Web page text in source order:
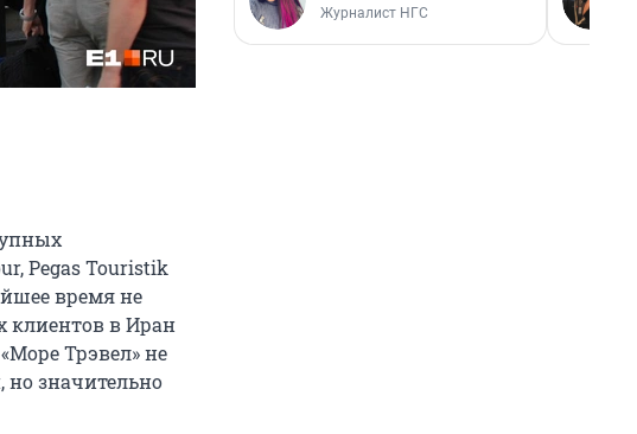
Pegas Touristik
время не
клиентов в Иран
Трэвел» не
но значительно
Журналист НГС